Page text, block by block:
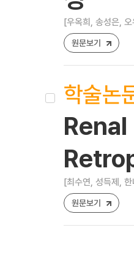
[우옥희, 송성은,
원문보기
학술논
[최수연, 성득제,
원문보기